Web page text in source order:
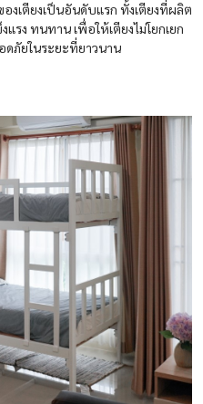
งเตียงเป็นอันดับแรก ทั้งเตียงที่ผลิต
รง ทนทาน เพื่อให้เตียงไม่โยกเยก
ดภัยในระยะที่ยาวนาน